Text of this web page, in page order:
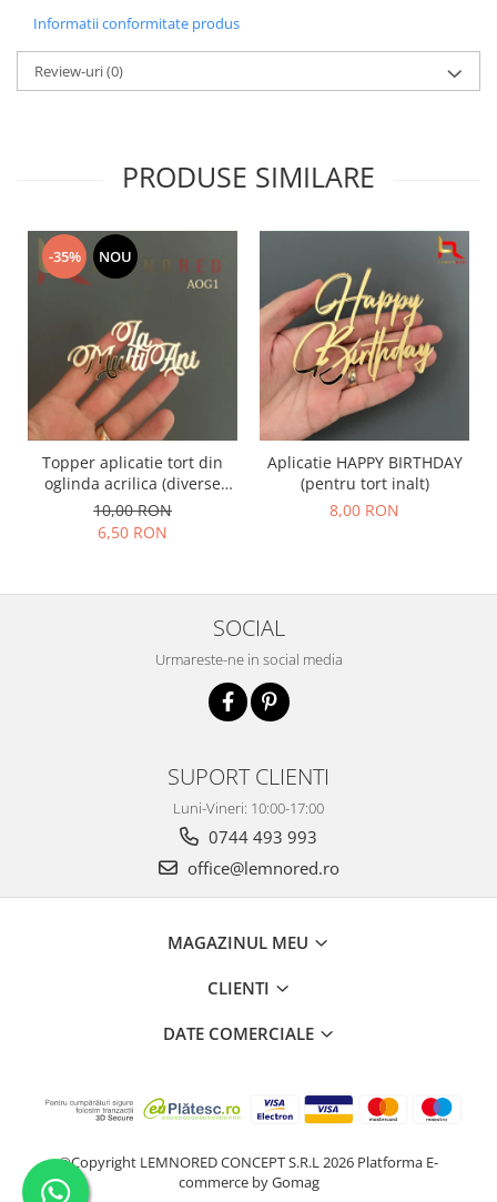
Informatii conformitate produs
Review-uri(0)
PRODUSE SIMILARE
-35% NOU
Topper aplicatie tort din
oglinda acrilica (diverse
modele) - PRODUSUL LUNII
10,00 RON
6,50 RON
Aplicatie HAPPY BIRTHDAY
(pentru tort inalt)
8,00 RON
SOCIAL
Urmareste-ne in social media
SUPORT CLIENTI
Luni-Vineri: 10:00-17:00
0744 493 993
office@lemnored.ro
MAGAZINUL MEU
CLIENTI
DATE COMERCIALE
©Copyright LEMNORED CONCEPT S.R.L 2026 Platforma E-
commerce by Gomag